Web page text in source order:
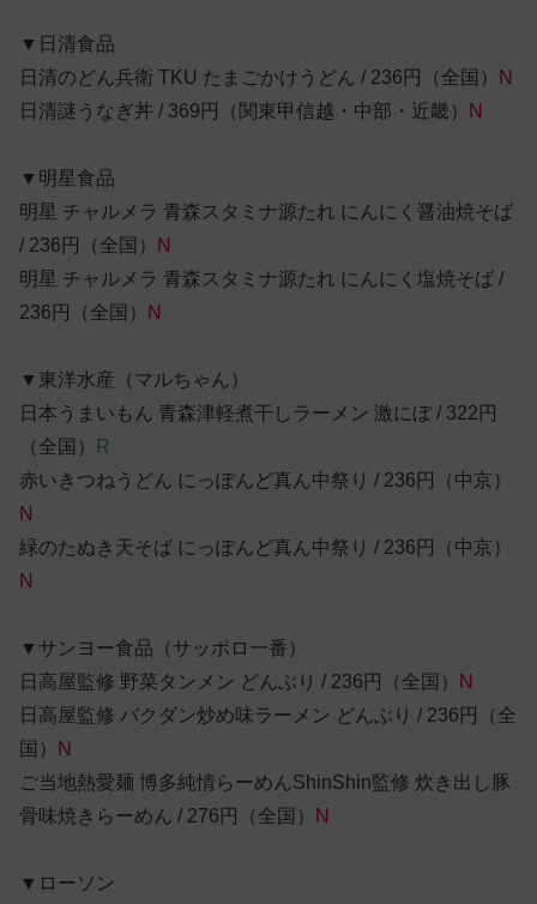
▼日清食品
日清のどん兵衛 TKU たまごかけうどん / 236円（全国）
N
日清謎うなぎ丼 / 369円（関東甲信越・中部・近畿）
N
▼明星食品
明星 チャルメラ 青森スタミナ源たれ にんにく醤油焼そば
/ 236円（全国）
N
明星 チャルメラ 青森スタミナ源たれ にんにく塩焼そば /
236円（全国）
N
▼東洋水産（マルちゃん）
日本うまいもん 青森津軽煮干しラーメン 激にぼ / 322円
（全国）
R
赤いきつねうどん にっぽんど真ん中祭り / 236円（中京）
N
緑のたぬき天そば にっぽんど真ん中祭り / 236円（中京）
N
▼サンヨー食品（サッポロ一番）
日高屋監修 野菜タンメン どんぶり / 236円（全国）
N
日高屋監修 バクダン炒め味ラーメン どんぶり / 236円（全
国）
N
ご当地熱愛麺 博多純情らーめんShinShin監修 炊き出し豚
骨味焼きらーめん / 276円（全国）
N
▼ローソン